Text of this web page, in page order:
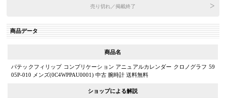
売り切れ／掲載終了
商品データ
商品名
パテックフィリップ コンプリケーション アニュアルカレンダー クロノグラフ 59
05P-010 メンズ(0C4WPPAU0001) 中古 腕時計 送料無料
ショップによる解説